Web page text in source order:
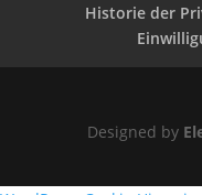
Historie der
Designed by